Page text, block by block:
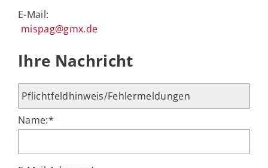
E-Mail:
mispag@gmx.de
Ihre Nachricht
Name:*